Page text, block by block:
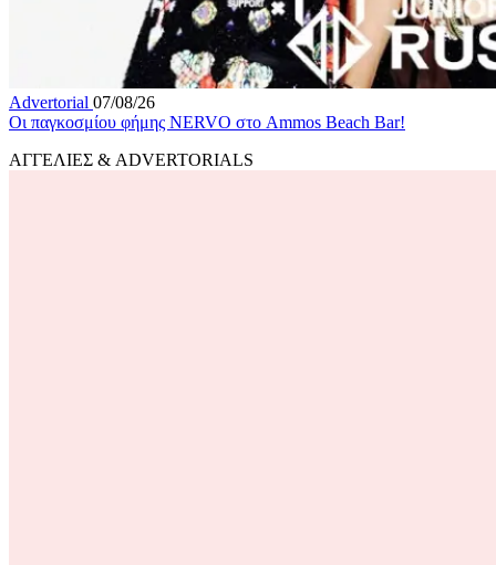
Advertorial 07/08/26
Οι παγκοσμίου φήμης NERVO στο Ammos Beach Bar!
ΑΓΓΕΛΙΕΣ & ADVERTORIALS